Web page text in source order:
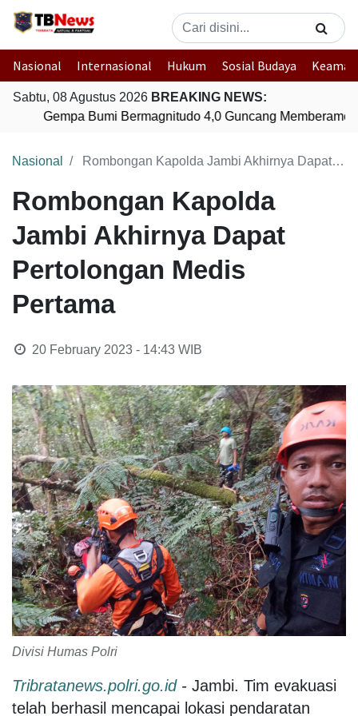
Nasional Internasional Hukum Sosial Budaya
Sabtu, 08 Agustus 2026 BREAKING NEWS:
Gempa Bumi Bermagnitudo 4,0 Guncang Memberamo
Nasional Rombongan Kapolda Jambi Akhirnya Dapat Pertolongan Medis Pertama
Rombongan Kapolda
Jambi Akhirnya Dapat
Pertolongan Medis
Pertama
20 February 2023 - 14:43WIB
Divisi Humas Polri
Tribratanews.polri.go.id- Jambi. Tim evakuasi
telah berhasil mencapai lokasi pendaratan